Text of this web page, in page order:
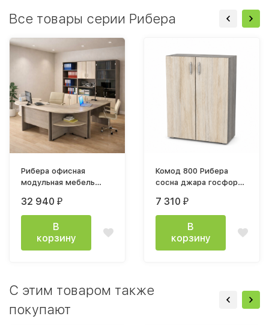
Все товары серии Рибера
Рибера офисная
модульная мебель
госфорт / ватервуд
32 940 ₽
В
корзину
Комод 800 Рибера
сосна джара госфорт /
7 310 ₽
В
корзину
C этим товаром также
покупают